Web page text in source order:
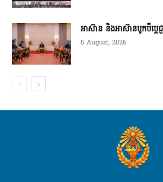
អាស៊ាន និងអាស៊ានបូកបីប្តេជ្
5 August, 2026